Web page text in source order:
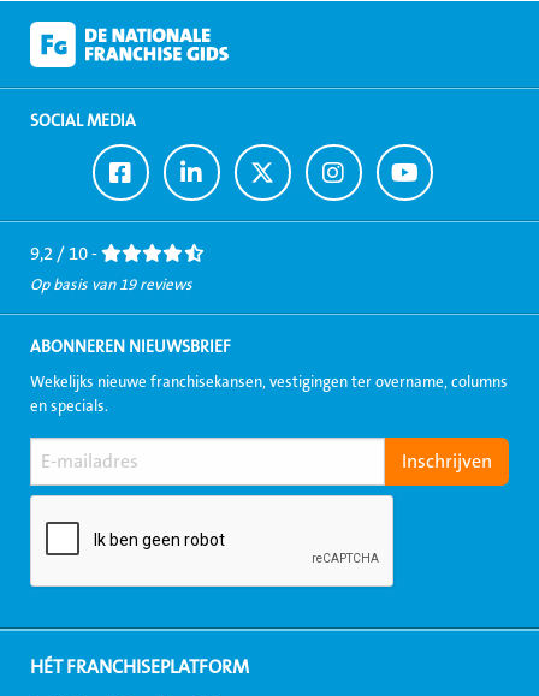
SOCIAL MEDIA
Ga
naar
Facebook
Ga
naar
LinkedIn
Ga
naar
Twitter
Ga
naar
Instagram
Ga
naar
Youtube
9,2 / 10 -
Op basis van 19 reviews
ABONNEREN NIEUWSBRIEF
Wekelijks nieuwe franchisekansen, vestigingen ter overname, columns
en specials.
HÉT FRANCHISEPLATFORM